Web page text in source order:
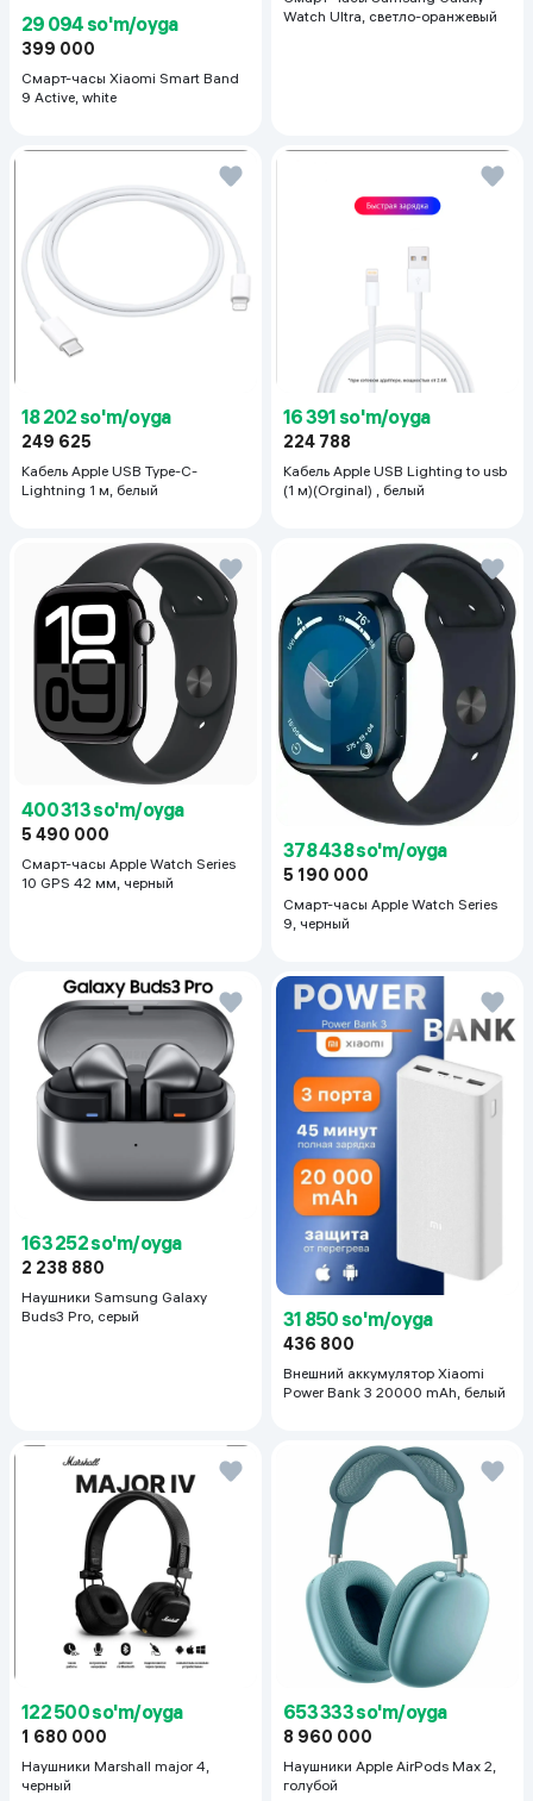
29 094 so'm/oyga
399 000
Смарт-часы Xiaomi Smart Band
9 Active, white
Watch Ultra, светло-оранжевый
18 202 so'm/oyga
249 625
Кабель Apple USB Type-C-
Lightning 1 м, белый
16 391 so'm/oyga
224 788
Кабель Apple USB Lighting to usb
(1 м)(Orginal) , белый
400 313 so'm/oyga
5 490 000
Смарт-часы Apple Watch Series
10 GPS 42 мм, черный
378 438 so'm/oyga
5 190 000
Смарт-часы Apple Watch Series
9, черный
163 252 so'm/oyga
2 238 880
Наушники Samsung Galaxy
Buds3 Pro, серый
31 850 so'm/oyga
436 800
Внешний аккумулятор Xiaomi
Power Bank 3 20000 mAh, белый
122 500 so'm/oyga
1 680 000
Наушники Marshall major 4,
черный
653 333 so'm/oyga
8 960 000
Наушники Apple AirPods Max 2,
голубой